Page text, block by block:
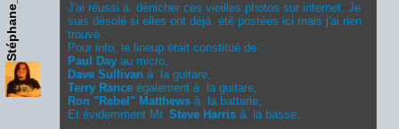
J'ai réussi à dénicher ces vieilles photos sur internet. Je
suis désolé si elles ont déjà été postées ici mais j'ai rien
trouvé.
Pour info, le lineup était constitué de :
Paul Day au micro,
Dave Sullivan à la guitare,
Terry Rance également à la guitare,
Ron "Rebel" Matthews à la batterie,
Et évidemment Mr.Steve Harris à la basse.